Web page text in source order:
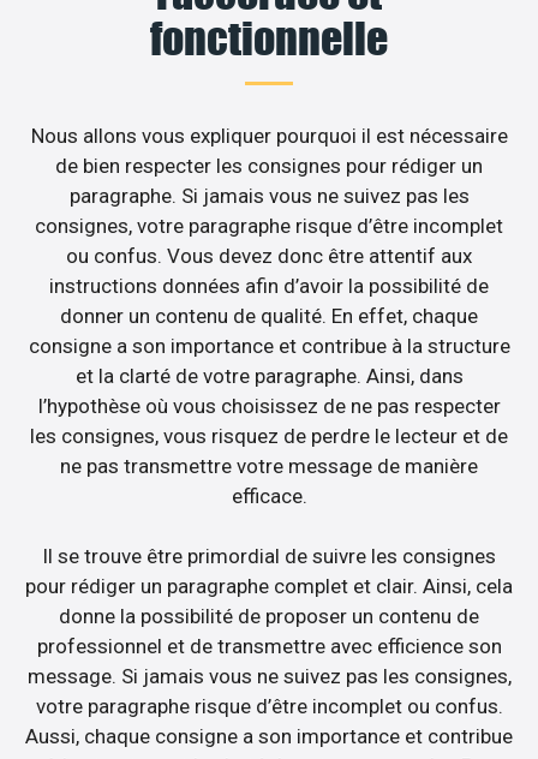
fonctionnelle
Nous allons vous expliquer pourquoi il est nécessaire
de bien respecter les consignes pour rédiger un
paragraphe. Si jamais vous ne suivez pas les
consignes, votre paragraphe risque d’être incomplet
ou confus. Vous devez donc être attentif aux
instructions données afin d’avoir la possibilité de
donner un contenu de qualité. En effet, chaque
consigne a son importance et contribue à la structure
et la clarté de votre paragraphe. Ainsi, dans
l’hypothèse où vous choisissez de ne pas respecter
les consignes, vous risquez de perdre le lecteur et de
ne pas transmettre votre message de manière
efficace.
Il se trouve être primordial de suivre les consignes
pour rédiger un paragraphe complet et clair. Ainsi, cela
donne la possibilité de proposer un contenu de
professionnel et de transmettre avec efficience son
message. Si jamais vous ne suivez pas les consignes,
votre paragraphe risque d’être incomplet ou confus.
Aussi, chaque consigne a son importance et contribue